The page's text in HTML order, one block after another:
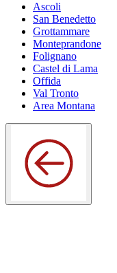
Ascoli
San Benedetto
Grottammare
Monteprandone
Folignano
Castel di Lama
Offida
Val Tronto
Area Montana